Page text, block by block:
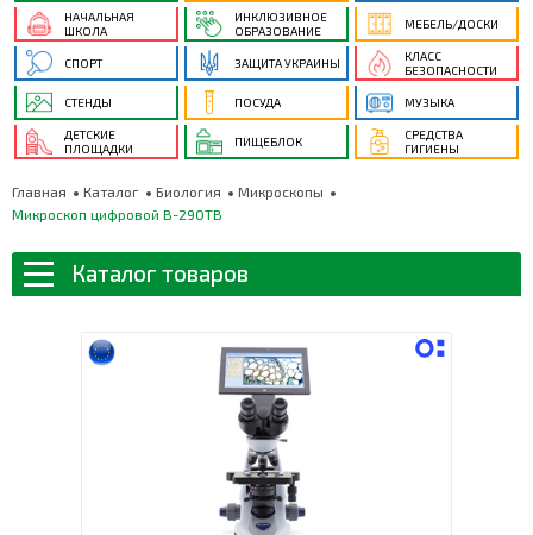
НАЧАЛЬНАЯ
ШКОЛА
ИНКЛЮЗИВНОЕ
ОБРАЗОВАНИЕ
МЕБЕЛЬ/ДОСКИ
СПОРТ ЗАЩИТА УКРАИНЫ
КЛАСС
БЕЗОПАСНОСТИ
СТЕНДЫ ПОСУДА МУЗЫКА
ДЕТСКИЕ
ПЛОЩАДКИ
ПИЩЕБЛОК
СРЕДСТВА
ГИГИЕНЫ
Главная Каталог Биология
Микроскопы
Микроскоп цифровой B-290TB
Каталог товаров